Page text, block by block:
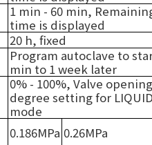
1 min - 60 min,
time is displayed
20 h, fixed
Program autoclave to
min to 1 week later
0% - 100%, Valve opening
degree setting for
mode
0.186MPa 0.26MPa